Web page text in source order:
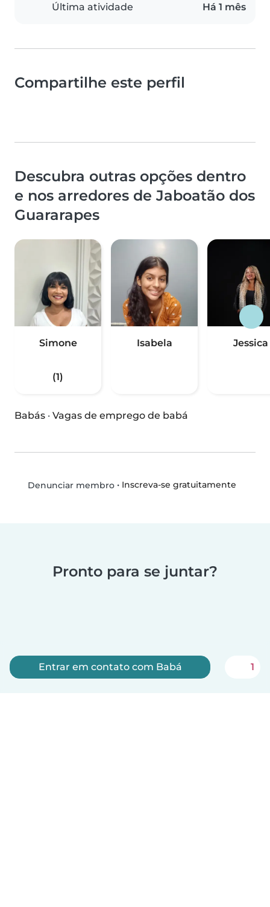
Última atividade Há 1 mês
Compartilhe este perfil
Descubra outras opções dentro
e nos arredores de Jaboatão dos
Guararapes
Simone
(1)
Isabela Jessica
Babás · Vagas de emprego de babá
Denunciar membro• Inscreva-se gratuitamente
Pronto para se juntar?
Entrar em contato com Babá 1